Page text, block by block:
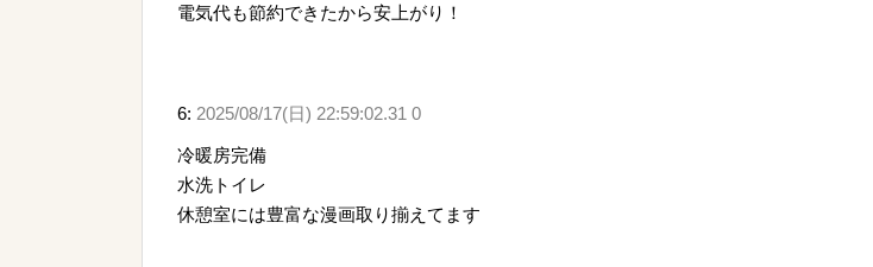
電気代も節約できたから安上がり！
6: 2025/08/17(日) 22:59:02.31 0
冷暖房完備
水洗トイレ
休憩室には豊富な漫画取り揃えてます